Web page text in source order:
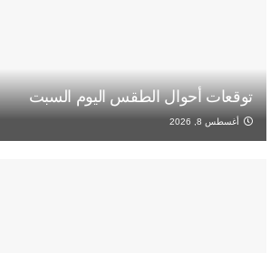
توقعات أحوال الطقس اليوم السبت
أغسطس 8, 2026